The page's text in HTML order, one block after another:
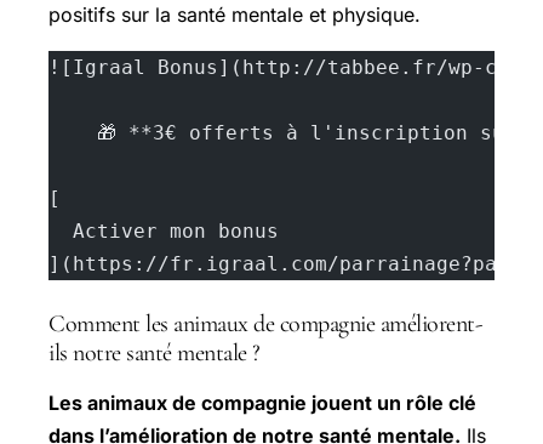
positifs sur la santé mentale et physique.
![Igraal Bonus](http://tabbee.fr/wp-
🎁 **3€ offerts à l'inscription sur
[
  Activer mon bonus
](https://fr.igraal.com/
Comment les animaux de compagnie améliorent-
ils notre santé mentale ?
Les animaux de compagnie jouent un rôle clé
dans l’amélioration de notre santé mentale. Ils